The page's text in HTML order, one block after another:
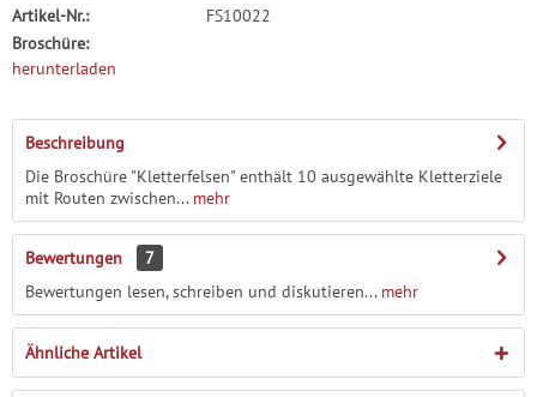
Artikel-Nr.:
FS10022
Broschüre:
herunterladen
Beschreibung
Die Broschüre "Kletterfelsen" enthält 10 ausgewählte Kletterziele
mit Routen zwischen...mehr
Bewertungen
7
Bewertungen lesen, schreiben und diskutieren...mehr
Ähnliche Artikel